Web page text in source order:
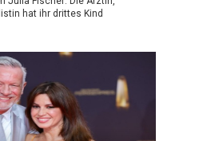
hat ihr drittes Kind